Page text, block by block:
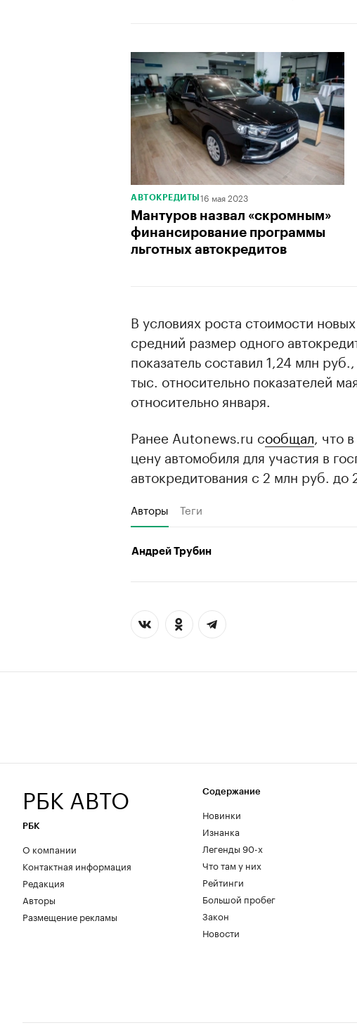
00:00 00:00
АВТОКРЕДИТЫ 16 мая 2023
Мантуров назвал «скромным»
финансирование программы
льготных автокредитов
В условиях роста стоимости
средний размер одного
показатель составил 1,24 млн
тыс. относительно показателей
относительно января.
Ранее Autonews.ru сообщал , что
цену автомобиля для участия в
автокредитования с 2 млн руб. до
Авторы Теги
Андрей Трубин
РБК АВТО
РБК
О компании
Контактная информация
Редакция
Авторы
Размещение рекламы
Содержание
Новинки
Изнанка
Легенды 90-х
Что там у них
Рейтинги
Большой пробег
Закон
Новости